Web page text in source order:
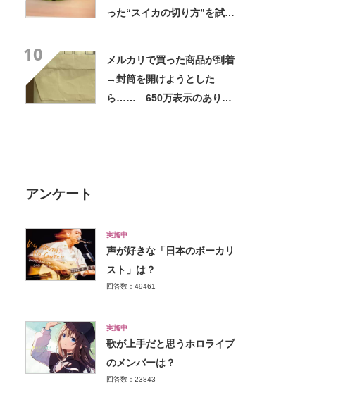
った“スイカの切り方”を試し
10
メルカリで買った商品が到着
→封筒を開けようとした
ら…… 650万表示のありえ
アンケート
実施中
声が好きな「日本のボーカリ
スト」は？
回答数：49461
実施中
歌が上手だと思うホロライブ
のメンバーは？
回答数：23843